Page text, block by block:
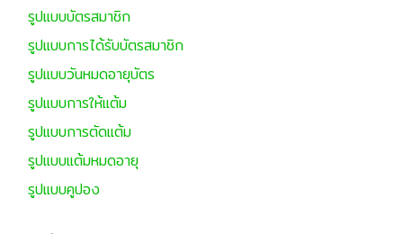
รูปแบบบัตรสมาชิก
รูปแบบการได้รับบัตรสมาชิก
รูปแบบวันหมดอายุบัตร
รูปแบบการให้แต้ม
รูปแบบการตัดแต้ม
รูปแบบแต้มหมดอายุ
รูปแบบคูปอง